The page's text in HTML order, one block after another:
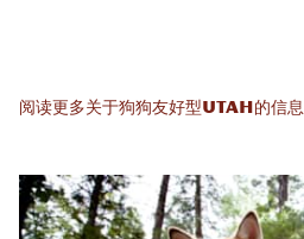
阅读更多关于狗狗友好型Utah的信息